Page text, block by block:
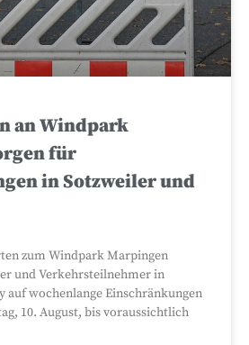
an Windpark
für
in Sotzweiler und
zum Windpark Marpingen
und Verkehrsteilnehmer in
auf wochenlange Einschränkungen
10. August, bis voraussichtlich